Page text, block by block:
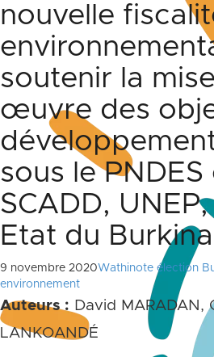
nouvelle
soutenir la
œuvre des
sous le PNDES
SCADD,
Etat du
9 novembre 2020Wathinote élection
environnement
Auteurs : David MARADAN,
LANKOANDÉ